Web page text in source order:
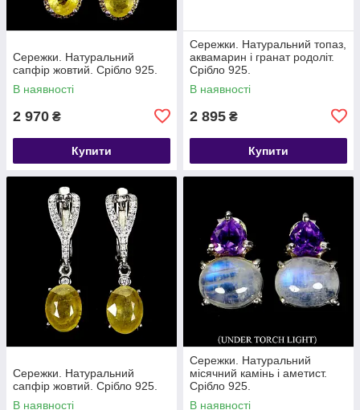
Сережки. Натуральний
сапфір жовтий. Срібло 925.
В наявності
2 970 ₴
Купити
Сережки. Натуральний топаз,
аквамарин і гранат родоліт.
Срібло 925.
В наявності
2 895 ₴
Купити
Сережки. Натуральний
сапфір жовтий. Срібло 925.
В наявності
Сережки. Натуральний
місячний камінь і аметист.
Срібло 925.
В наявності